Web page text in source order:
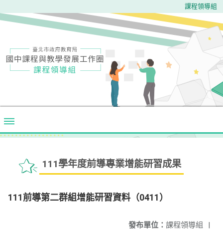
課程領導組
111學年度前導專業增能研習成果
111前導第二群組增能研習資料（0411）
發布單位： 課程領導組 |